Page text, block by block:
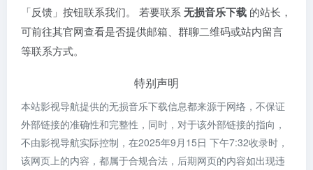
「反馈」按钮联系我们。 若要联系 无损音乐下载 的站长，
可前往其官网查看是否提供邮箱、群聊二维码或站内留言
等联系方式。
特别声明
本站影视导航提供的无损音乐下载信息都来源于网络，不保证
外部链接的准确性和完整性，同时，对于该外部链接的指向，
不由影视导航实际控制，在2025年9月15日 下午7:32收录时，
该网页上的内容，都属于合规合法，后期网页的内容如出现违